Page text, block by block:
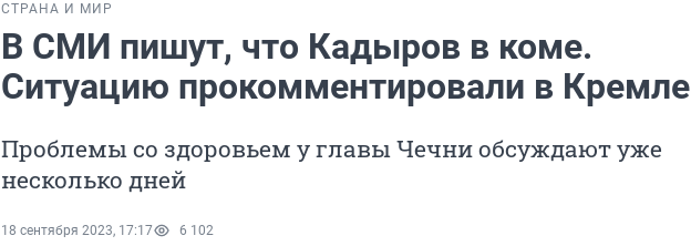
СТРАНА И МИР
В СМИ пишут, что Кадыров в коме.
Ситуацию прокомментировали в Кремле
Проблемы со здоровьем у главы Чечни обсуждают уже
несколько дней
18 сентября 2023, 17:17 6 102